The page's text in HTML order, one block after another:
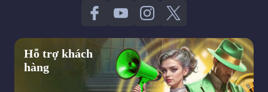
Hỗ trợ khách
hàng